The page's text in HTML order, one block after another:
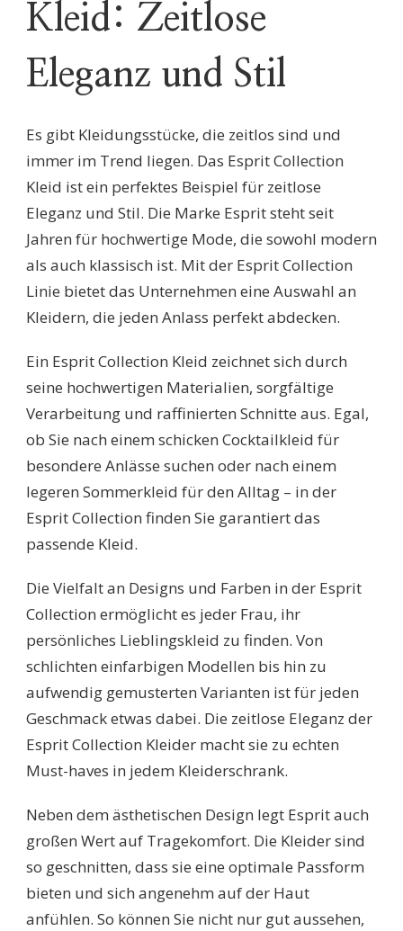
Kleid: Zeitlose
Eleganz und Stil
Es gibt Kleidungsstücke, die zeitlos sind und
immer im Trend liegen. Das Esprit Collection
Kleid ist ein perfektes Beispiel für zeitlose
Eleganz und Stil. Die Marke Esprit steht seit
Jahren für hochwertige Mode, die sowohl modern
als auch klassisch ist. Mit der Esprit Collection
Linie bietet das Unternehmen eine Auswahl an
Kleidern, die jeden Anlass perfekt abdecken.
Ein Esprit Collection Kleid zeichnet sich durch
seine hochwertigen Materialien, sorgfältige
Verarbeitung und raffinierten Schnitte aus. Egal,
ob Sie nach einem schicken Cocktailkleid für
besondere Anlässe suchen oder nach einem
legeren Sommerkleid für den Alltag – in der
Esprit Collection finden Sie garantiert das
passende Kleid.
Die Vielfalt an Designs und Farben in der Esprit
Collection ermöglicht es jeder Frau, ihr
persönliches Lieblingskleid zu finden. Von
schlichten einfarbigen Modellen bis hin zu
aufwendig gemusterten Varianten ist für jeden
Geschmack etwas dabei. Die zeitlose Eleganz der
Esprit Collection Kleider macht sie zu echten
Must-haves in jedem Kleiderschrank.
Neben dem ästhetischen Design legt Esprit auch
großen Wert auf Tragekomfort. Die Kleider sind
so geschnitten, dass sie eine optimale Passform
bieten und sich angenehm auf der Haut
anfühlen. So können Sie nicht nur gut aussehen,